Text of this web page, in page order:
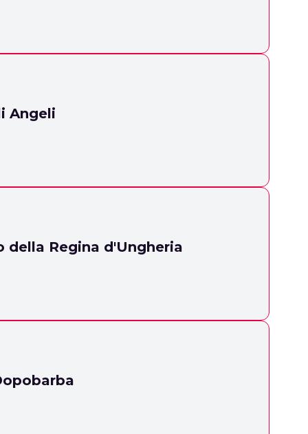
Angeli
della Regina d'Ungheria